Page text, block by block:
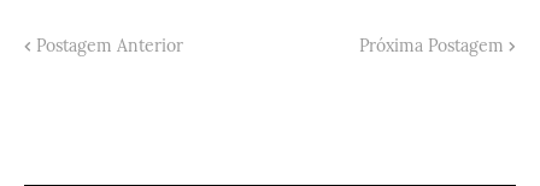
Postagem Anterior Próxima Postagem